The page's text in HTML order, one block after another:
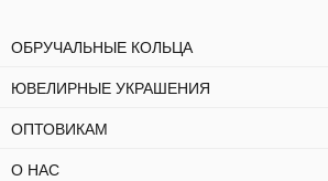
ОБРУЧАЛЬНЫЕ КОЛЬЦА
ЮВЕЛИРНЫЕ УКРАШЕНИЯ
ОПТОВИКАМ
О НАС